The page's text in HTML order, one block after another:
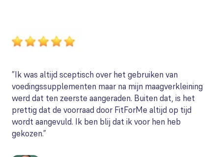
”Ik was altijd sceptisch over het gebruiken van
voedingssupplementen maar na mijn maagverkleining
werd dat ten zeerste aangeraden. Buiten dat, is het
prettig dat de voorraad door FitForMe altijd op tijd
wordt aangevuld. Ik ben blij dat ik voor hen heb
gekozen.”